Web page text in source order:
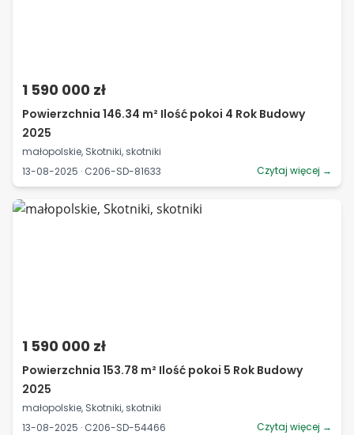
1 590 000 zł
Powierzchnia 146.34 m² Ilość pokoi 4 Rok Budowy
2025
małopolskie, Skotniki, skotniki
13-08-2025 · C206-SD-81633
Czytaj więcej →
1 590 000 zł
Powierzchnia 153.78 m² Ilość pokoi 5 Rok Budowy
2025
małopolskie, Skotniki, skotniki
13-08-2025 · C206-SD-54466
Czytaj więcej →